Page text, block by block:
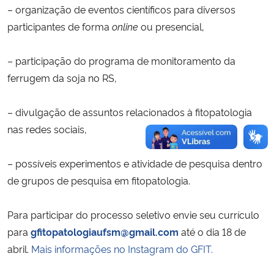
– organização de eventos científicos para diversos
participantes de forma online ou presencial,
– participação do programa de monitoramento da
ferrugem da soja no RS,
– divulgação de assuntos relacionados à fitopatologia
nas redes sociais,
– possíveis experimentos e atividade de pesquisa dentro
de grupos de pesquisa em fitopatologia.
Para participar do processo seletivo envie seu currículo
para gfitopatologiaufsm@gmail.com até o dia 18 de
abril. Mais informações no Instagram do GFIT.